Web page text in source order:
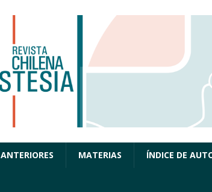
MATERIAS ÍNDICE DE